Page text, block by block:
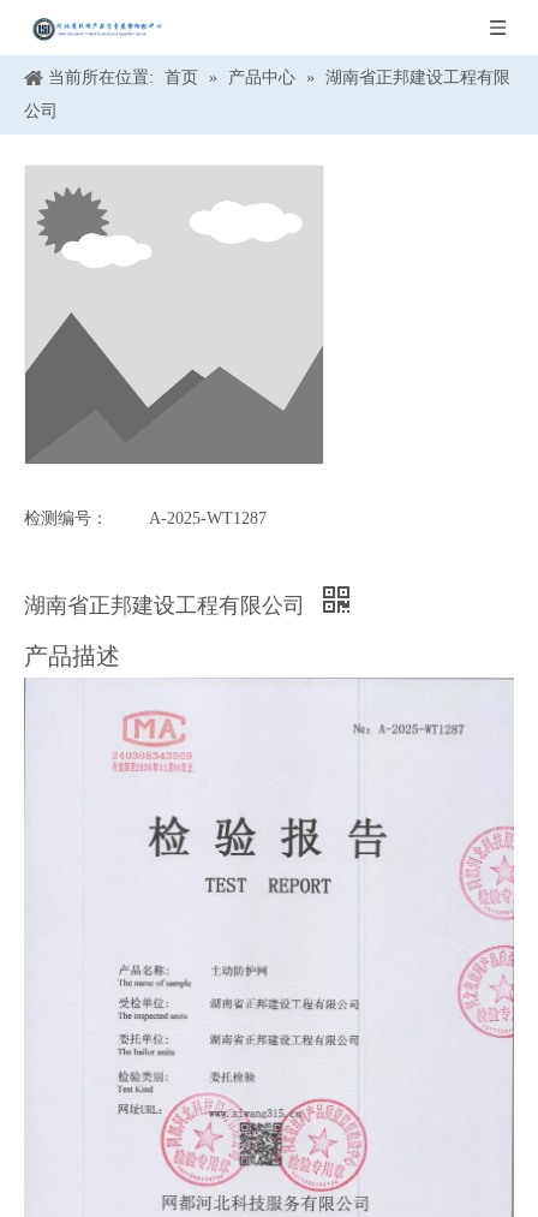
当前所在位置: 首页 » 产品中心 »
湖南省正邦建设工程有限
公司
检测编号： A-2025-WT1287
湖南省正邦建设工程有限公司
产品描述